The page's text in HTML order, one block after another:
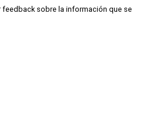
sobre la información que se